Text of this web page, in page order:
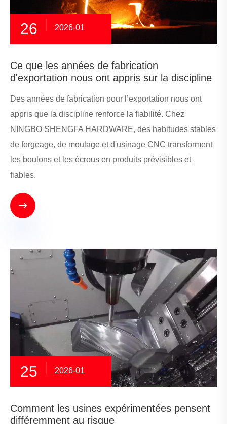
26 2026-01
Ce que les années de fabrication
d'exportation nous ont appris sur la discipline
Des années de fabrication pour l’exportation nous ont
appris que la discipline renforce la fiabilité. Chez
NINGBO SHENGFA HARDWARE, des habitudes stables
de forgeage, de moulage et d'usinage CNC transforment
les boulons et les écrous en produits prévisibles et
fiables.

25 2026-01
Comment les usines expérimentées pensent
différemment au risque